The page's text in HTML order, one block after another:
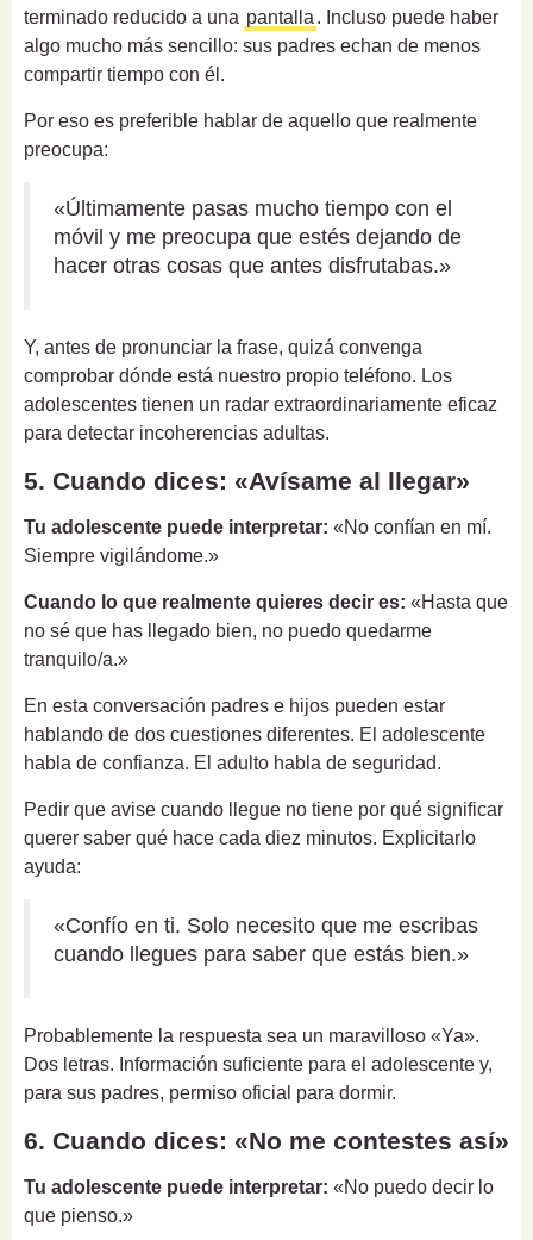
terminado reducido a una pantalla . Incluso puede haber
algo mucho más sencillo: sus padres echan de menos
compartir tiempo con él.
Por eso es preferible hablar de aquello que realmente
preocupa:
«Últimamente pasas mucho tiempo con el
móvil y me preocupa que estés dejando de
hacer otras cosas que antes disfrutabas.»
Y, antes de pronunciar la frase, quizá convenga
comprobar dónde está nuestro propio teléfono. Los
adolescentes tienen un radar extraordinariamente eficaz
para detectar incoherencias adultas.
5. Cuando dices: «Avísame al llegar»
Tu adolescente puede interpretar: «No confían en mí.
Siempre vigilándome.»
Cuando lo que realmente quieres decir es: «Hasta que
no sé que has llegado bien, no puedo quedarme
tranquilo/a.»
En esta conversación padres e hijos pueden estar
hablando de dos cuestiones diferentes. El adolescente
habla de confianza. El adulto habla de seguridad.
Pedir que avise cuando llegue no tiene por qué significar
querer saber qué hace cada diez minutos. Explicitarlo
ayuda:
«Confío en ti. Solo necesito que me escribas
cuando llegues para saber que estás bien.»
Probablemente la respuesta sea un maravilloso «Ya».
Dos letras. Información suficiente para el adolescente y,
para sus padres, permiso oficial para dormir.
6. Cuando dices: «No me contestes así»
Tu adolescente puede interpretar: «No puedo decir lo
que pienso.»